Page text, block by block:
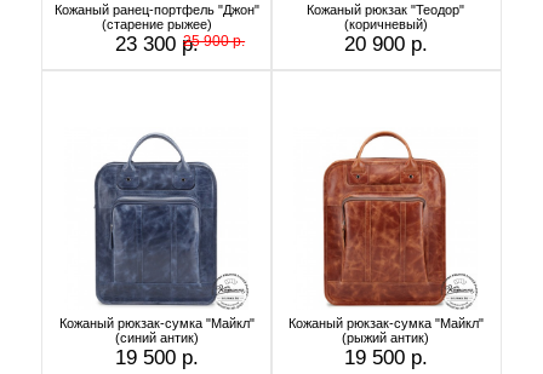
Кожаный ранец-портфель "Джон"
(старение рыжее)
23 300 р.25 900 р.
Кожаный рюкзак "Теодор"
(коричневый)
20 900 р.
Кожаный рюкзак-сумка "Майкл"
(синий антик)
19 500 р.
Кожаный рюкзак-сумка "Майкл"
(рыжий антик)
19 500 р.